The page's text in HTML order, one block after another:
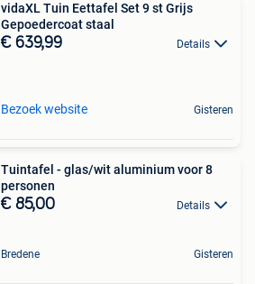
vidaXL Tuin Eettafel Set 9 st Grijs
Gepoedercoat staal
€ 639,99 Details
Bezoek website Gisteren
Tuintafel - glas/wit aluminium voor 8
personen
€ 85,00 Details
Bredene Gisteren